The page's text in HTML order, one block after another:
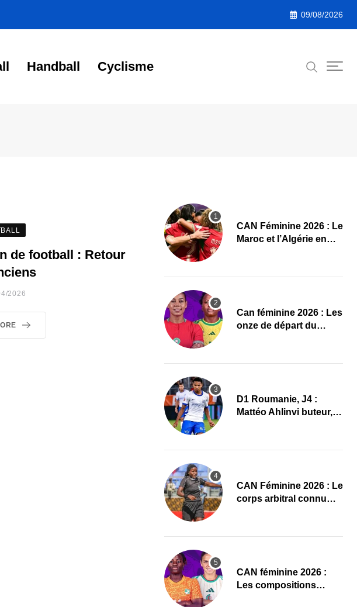
09/08/2026
Handball Cyclisme
de football : Retour
2026
CAN Féminine 2026 : Le
Maroc et l’Algérie en
‎Can féminine 2026 : Les
onze de départ du
D1 Roumanie, J4 :
Mattéo Ahlinvi buteur,
‎CAN Féminine 2026 : Le
corps arbitral connu
‎CAN féminine 2026 :
Les compositions